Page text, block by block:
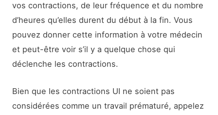
vos contractions, de leur fréquence et du nombre
d’heures qu’elles durent du début à la fin. Vous
pouvez donner cette information à votre médecin
et peut-être voir s’il y a quelque chose qui
déclenche les contractions.
Bien que les contractions UI ne soient pas
considérées comme un travail prématuré, appelez